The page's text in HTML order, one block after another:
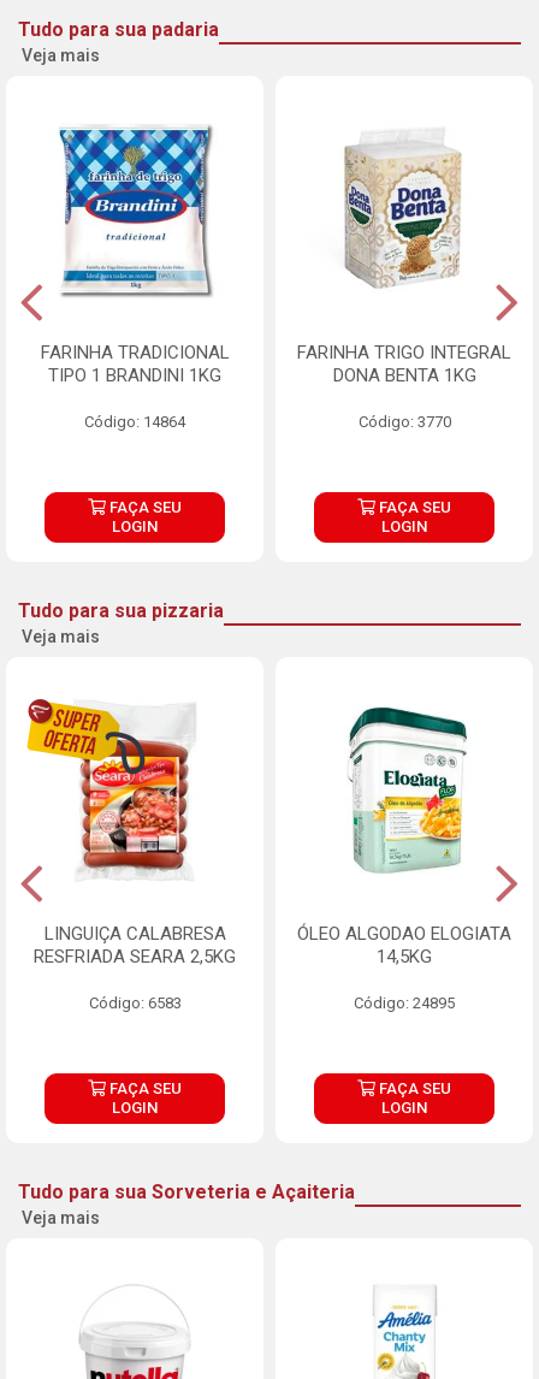
Tudo para sua padaria
Veja mais
FARINHA TRADICIONAL
TIPO 1 BRANDINI 1KG
Código: 14864
FAÇA SEU
LOGIN
FARINHA TRIGO INTEGRAL
DONA BENTA 1KG
Código: 3770
FAÇA SEU
LOGIN
Tudo para sua pizzaria
Veja mais
LINGUIÇA CALABRESA
RESFRIADA SEARA 2,5KG
Código: 6583
FAÇA SEU
LOGIN
ÓLEO ALGODAO ELOGIATA
14,5KG
Código: 24895
FAÇA SEU
LOGIN
Tudo para sua Sorveteria e Açaiteria
Veja mais